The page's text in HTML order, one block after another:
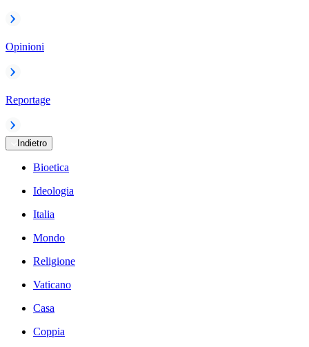
Opinioni
Reportage
Indietro
Bioetica
Ideologia
Italia
Mondo
Religione
Vaticano
Casa
Coppia